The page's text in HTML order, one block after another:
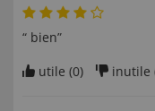
“ bien”
utile (0) inutile